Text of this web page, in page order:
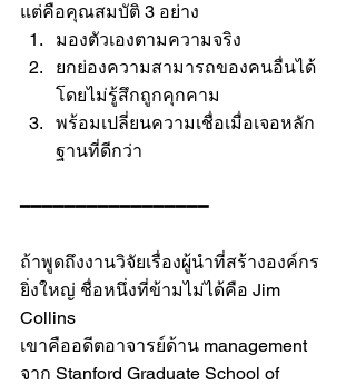
แต่คือคุณสมบัติ 3 อย่าง
มองตัวเองตามความจริง
ยกย่องความสามารถของคนอื่นได้
โดยไม่รู้สึกถูกคุกคาม
พร้อมเปลี่ยนความเชื่อเมื่อเจอหลัก
ฐานที่ดีกว่า
━━━━━━━━━━━━━━━━━
ถ้าพูดถึงงานวิจัยเรื่องผู้นำที่สร้างองค์กร
ยิ่งใหญ่ ชื่อหนึ่งที่ข้ามไม่ได้คือ Jim
Collins
เขาคืออดีตอาจารย์ด้าน management
จาก Stanford Graduate School of